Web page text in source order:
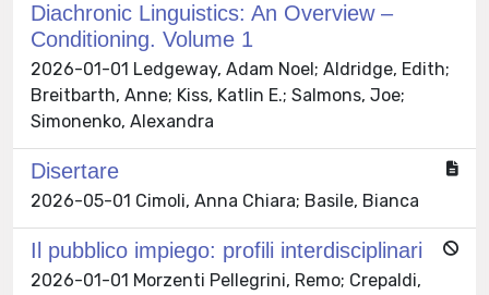
Diachronic Linguistics: An Overview –
Conditioning. Volume 1
2026-01-01 Ledgeway, Adam Noel; Aldridge, Edith;
Breitbarth, Anne; Kiss, Katlin E.; Salmons, Joe;
Simonenko, Alexandra
Disertare
2026-05-01 Cimoli, Anna Chiara; Basile, Bianca
Il pubblico impiego: profili interdisciplinari
2026-01-01 Morzenti Pellegrini, Remo; Crepaldi,